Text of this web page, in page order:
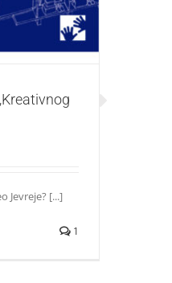
Jevreje? [...]
1